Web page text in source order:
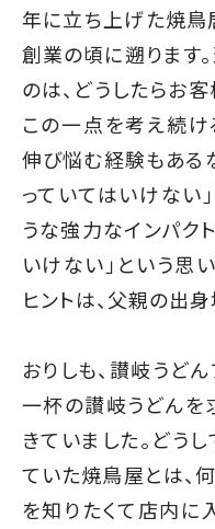
年に立ち上げた焼鳥
創業の頃に遡ります
のは、どうしたらお
この一点を考え続け
伸び悩む経験もある
っていてはいけない
うな強力なインパク
いけない」という思
ヒントは、父親の出
おりしも、讃岐うど
一杯の讃岐うどんを
きていました。どう
ていた焼鳥屋とは、
を知りたくて店内に